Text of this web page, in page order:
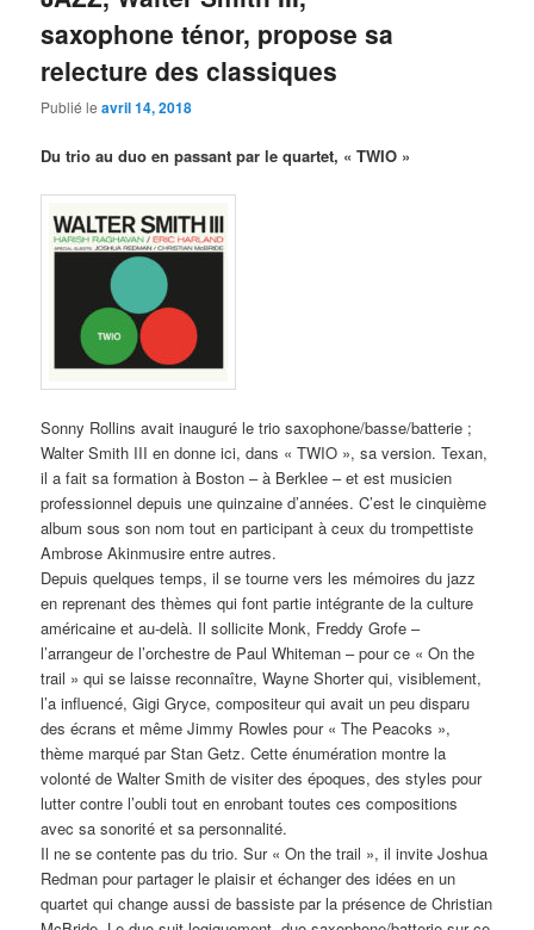
saxophone ténor, propose sa
relecture des classiques
Publié leavril 14, 2018
Du trio au duo en passant par le quartet, « TWIO »
Sonny Rollins avait inauguré le trio saxophone/basse/batterie ;
Walter Smith III en donne ici, dans « TWIO », sa version. Texan,
il a fait sa formation à Boston – à Berklee – et est musicien
professionnel depuis une quinzaine d’années. C’est le cinquième
album sous son nom tout en participant à ceux du trompettiste
Ambrose Akinmusire entre autres.
Depuis quelques temps, il se tourne vers les mémoires du jazz
en reprenant des thèmes qui font partie intégrante de la culture
américaine et au-delà. Il sollicite Monk, Freddy Grofe –
l’arrangeur de l’orchestre de Paul Whiteman – pour ce « On the
trail » qui se laisse reconnaître, Wayne Shorter qui, visiblement,
l’a influencé, Gigi Gryce, compositeur qui avait un peu disparu
des écrans et même Jimmy Rowles pour « The Peacoks »,
thème marqué par Stan Getz. Cette énumération montre la
volonté de Walter Smith de visiter des époques, des styles pour
lutter contre l’oubli tout en enrobant toutes ces compositions
avec sa sonorité et sa personnalité.
Il ne se contente pas du trio. Sur « On the trail », il invite Joshua
Redman pour partager le plaisir et échanger des idées en un
quartet qui change aussi de bassiste par la présence de Christian